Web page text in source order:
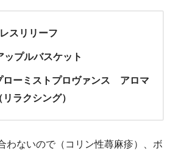
スリリーフ
プルバスケット
ローミストプロヴァンス アロマ
ラクシング）
わないので（コリン性蕁麻疹）、ボ